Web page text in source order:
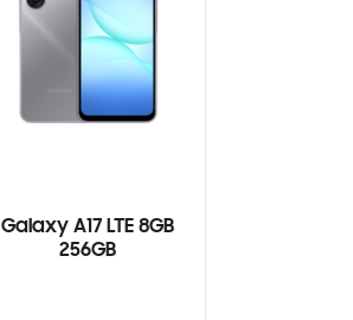
Galaxy A17 LTE 8GB
256GB